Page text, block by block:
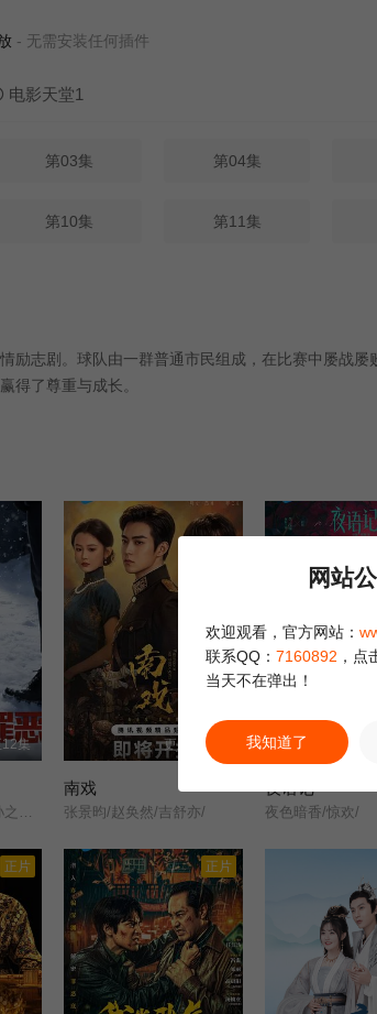
需安装任何插件
电影天堂1
第03集 第04集
第10集 第11集
励志剧。球队由一群普通市民组成，在比赛中屡战屡
得了尊重与成长。
集
张睿/吴昊宸/王大奇/孙之鸿/洪冰瑶/肖涵/嘉泽/李蒲赫/左腾云/何磊/王心嫚/李繁/苏宥辰/刘佳萌/洪爽/刘亭希/窦新豪/刘伟峰/刘朔豪/徐章/
更新至10集
南戏
张景昀/赵奂然/吉舒亦/
夜语记
夜色暗香/惊欢/
正片 正片
网站
欢迎观看，官方网站：
联系QQ： 7160892 ，点
当天不在弹出！
我知道了